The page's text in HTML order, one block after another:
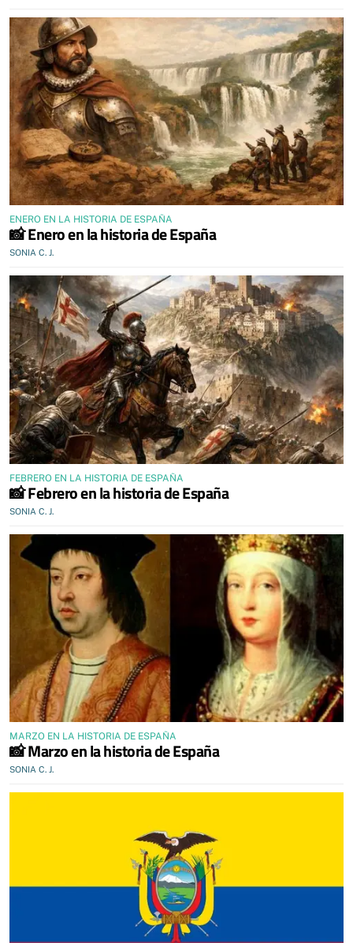
ENERO EN LA HISTORIA DE ESPAÑA
📸 Enero en la historia de España
SONIA C. J.
FEBRERO EN LA HISTORIA DE ESPAÑA
📸 Febrero en la historia de España
SONIA C. J.
MARZO EN LA HISTORIA DE ESPAÑA
📸 Marzo en la historia de España
SONIA C. J.